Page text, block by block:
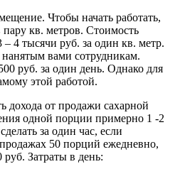
Чтобы начать работать,
кв. метров. Стоимость
4 тысячи руб. за один кв. метр.
вами сотрудникам.
руб. за один день. Однако для
этой работой.
дохода от продажи сахарной
одной порции примерно 1 -2
за один час, если
50 порций ежедневно,
руб. Затраты в день: